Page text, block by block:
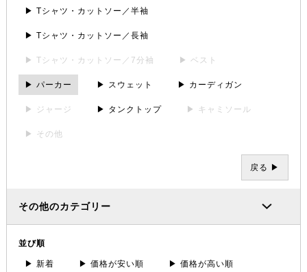
▶ Tシャツ・カットソー／半袖
▶ Tシャツ・カットソー／長袖
▶ Tシャツ・カットソー／7分袖 ▶ ベスト
▶ パーカー ▶ スウェット ▶ カーディガン
▶ ジャージ ▶ タンクトップ ▶ キャミソール
▶ その他
戻る ▶
その他のカテゴリー
並び順
▶ 新着 ▶ 価格が安い順 ▶ 価格が高い順